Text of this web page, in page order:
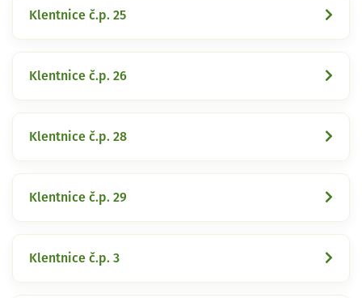
Klentnice č.p. 25
Klentnice č.p. 26
Klentnice č.p. 28
Klentnice č.p. 29
Klentnice č.p. 3